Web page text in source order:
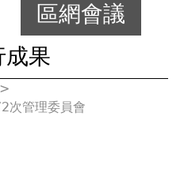
區網會議
成果
>
次管理委員會